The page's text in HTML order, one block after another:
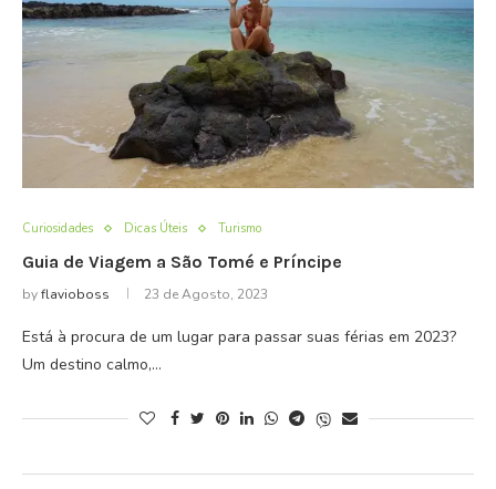
Curiosidades Dicas Úteis Turismo
Guia de Viagem a São Tomé e Príncipe
byflavioboss 23 de Agosto, 2023
Está à procura de um lugar para passar suas férias em 2023?
Um destino calmo,…